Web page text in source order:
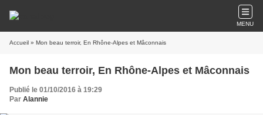
MENU
Accueil » Mon beau terroir, En Rhône-Alpes et Mâconnais
Mon beau terroir, En Rhône-Alpes et Mâconnais
Publié le 01/10/2016 à 19:29
Par Alannie